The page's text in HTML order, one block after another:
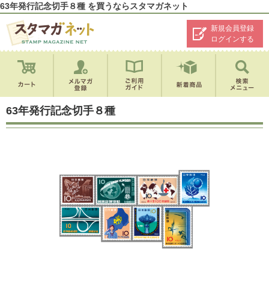
63年発行記念切手８種 を買うならスタマガネット
新規会員登録
ログインする
63年発行記念切手８種